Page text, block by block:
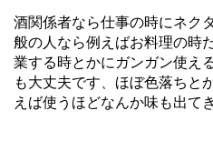
酒関係者なら仕事の時にネク
般の人なら例えばお料理の時
業する時とかにガンガン使え
も大丈夫です、ほぼ色落ちと
えば使うほどなんか味も出て